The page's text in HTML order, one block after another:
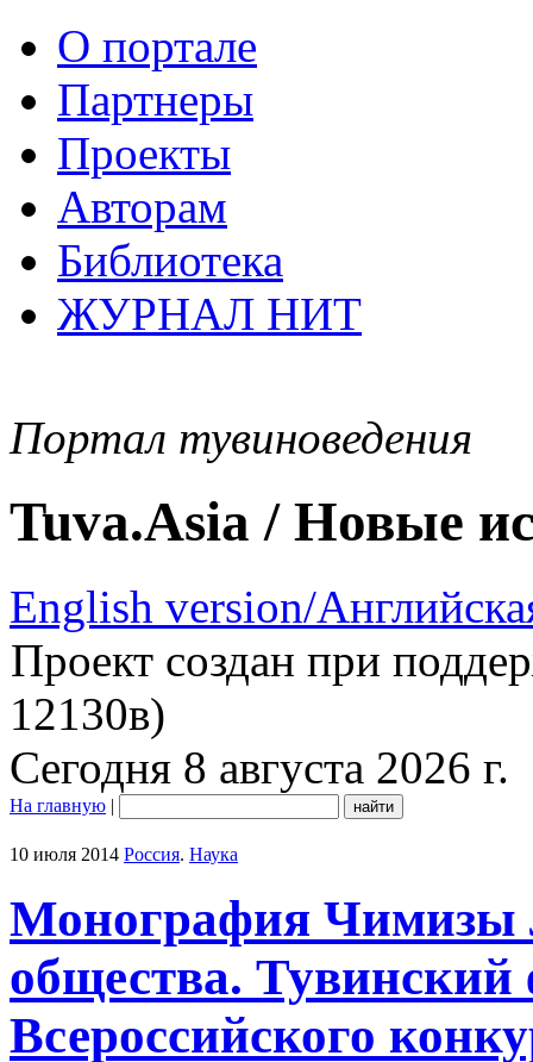
О портале
Партнеры
Проекты
Авторам
Библиотека
ЖУРНАЛ НИТ
Портал тувиноведения
Tuva.Asia / Новые
English version/
Проект создан при
12130в)
Сегодня 8 августа 2026 г.
На главную |
10 июля 2014 Россия. Наука
Монография Чимизы
общества. Тувинский
Всероссийского